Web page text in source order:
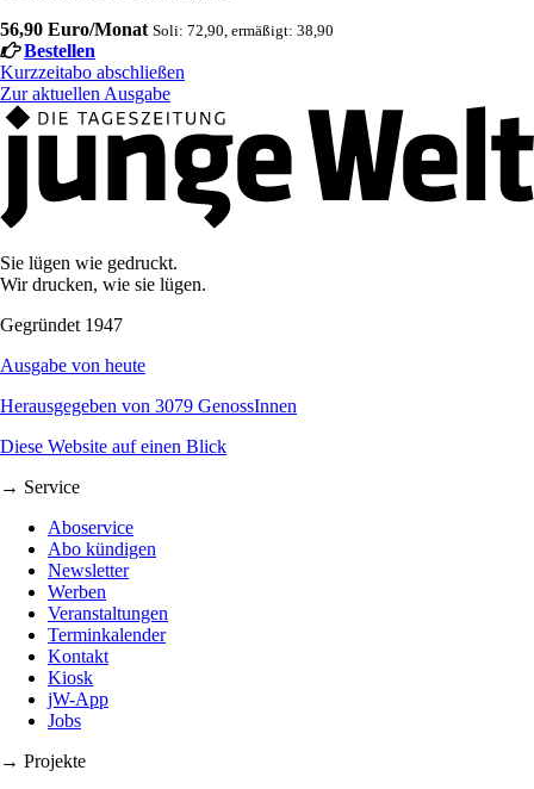
56,90 Euro/Monat Soli: 72,90, ermäßigt: 38,90
Bestellen
Kurzzeitabo abschließen
Zur aktuellen Ausgabe
Sie lügen wie gedruckt.
Wir drucken, wie sie lügen.
Gegründet 1947
Ausgabe von heute
Herausgegeben von 3079 GenossInnen
Diese Website auf einen Blick
→ Service
Aboservice
Abo kündigen
Newsletter
Werben
Veranstaltungen
Terminkalender
Kontakt
Kiosk
jW-App
Jobs
→ Projekte